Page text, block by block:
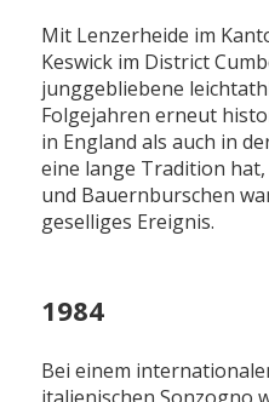
Mit Lenzerheide im
Keswick im District
junggebliebene
Folgejahren erneut
in England als auch in
eine lange Tradition
und Bauernburschen
geselliges Ereignis.
1984
Bei einem